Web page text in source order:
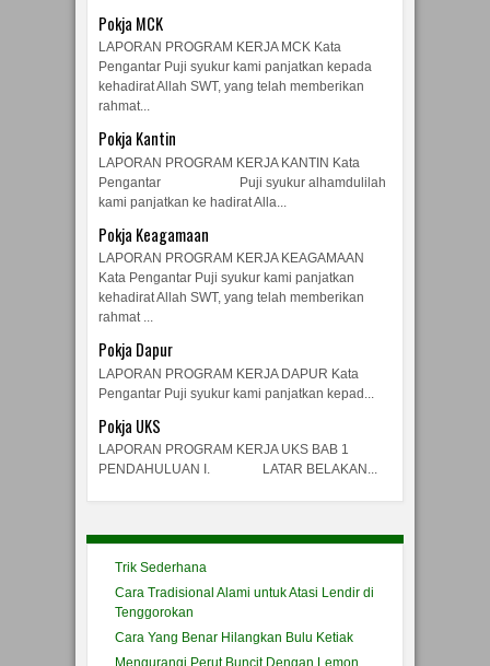
Pokja MCK
LAPORAN PROGRAM KERJA MCK Kata
Pengantar Puji syukur kami panjatkan kepada
kehadirat Allah SWT, yang telah memberikan
rahmat...
Pokja Kantin
LAPORAN PROGRAM KERJA KANTIN Kata
Pengantar Puji syukur alhamdulilah
kami panjatkan ke hadirat Alla...
Pokja Keagamaan
LAPORAN PROGRAM KERJA KEAGAMAAN
Kata Pengantar Puji syukur kami panjatkan
kehadirat Allah SWT, yang telah memberikan
rahmat ...
Pokja Dapur
LAPORAN PROGRAM KERJA DAPUR Kata
Pengantar Puji syukur kami panjatkan kepad...
Pokja UKS
LAPORAN PROGRAM KERJA UKS BAB 1
PENDAHULUAN I. LATAR BELAKAN...
Trik Sederhana
Cara Tradisional Alami untuk Atasi Lendir di
Tenggorokan
Cara Yang Benar Hilangkan Bulu Ketiak
Mengurangi Perut Buncit Dengan Lemon